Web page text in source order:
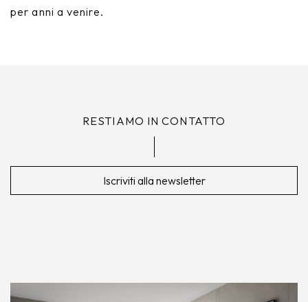
per anni a venire.
RESTIAMO IN CONTATTO
Iscriviti alla newsletter